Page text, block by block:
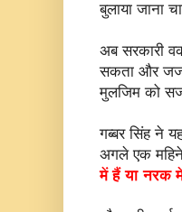
बुलाया जाना
अब सरकारी
सकता और जज
मुलजिम को
गब्बर सिंह ने
अगले एक
में हैं या नरक